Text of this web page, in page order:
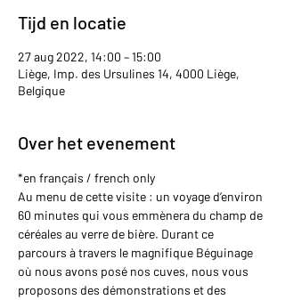
Tijd en locatie
27 aug 2022, 14:00 – 15:00
Liège, Imp. des Ursulines 14, 4000 Liège,
Belgique
Over het evenement
*en français / french only
Au menu de cette visite : un voyage d’environ
60 minutes qui vous emmènera du champ de
céréales au verre de bière. Durant ce
parcours à travers le magnifique Béguinage
où nous avons posé nos cuves, nous vous
proposons des démonstrations et des